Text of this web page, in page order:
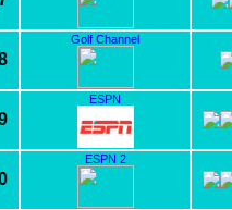
Golf Channel
ESPN
ESPN 2